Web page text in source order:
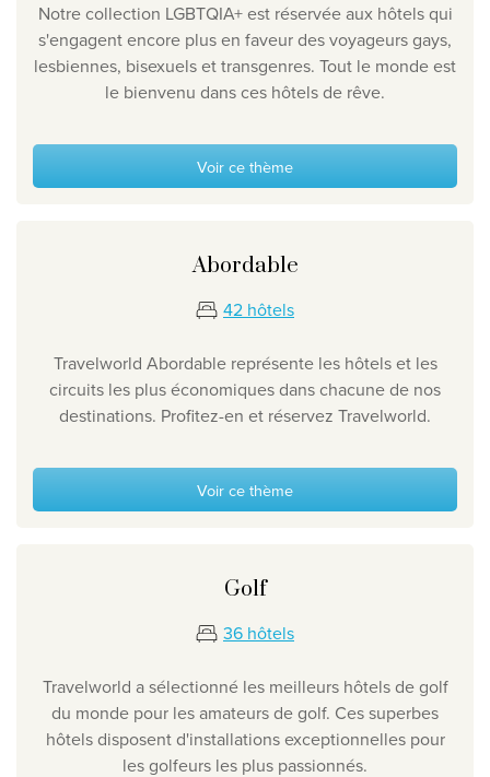
Notre collection LGBTQIA+ est réservée aux hôtels qui
s'engagent encore plus en faveur des voyageurs gays,
lesbiennes, bisexuels et transgenres. Tout le monde est
le bienvenu dans ces hôtels de rêve.
Voir ce thème
Abordable
42 hôtels
Travelworld Abordable représente les hôtels et les
circuits les plus économiques dans chacune de nos
destinations. Profitez-en et réservez Travelworld.
Voir ce thème
Golf
36 hôtels
Travelworld a sélectionné les meilleurs hôtels de golf
du monde pour les amateurs de golf. Ces superbes
hôtels disposent d'installations exceptionnelles pour
les golfeurs les plus passionnés.